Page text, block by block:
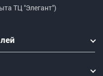
ТЦ "Элегант")